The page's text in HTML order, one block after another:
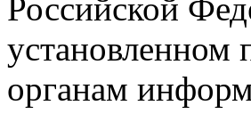
Российской
установленном
органам